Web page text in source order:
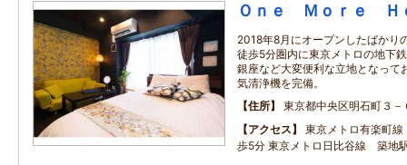
Ｏｎｅ Ｍｏｒｅ Ｈ
2018年8月にオープンしたばかり
徒歩5分圏内に東京メトロの地下
銀座など大変便利な立地となって
気清浄機を完備。
住所
東京都中央区明石町３－
アクセス
東京メトロ有楽町
歩5分 東京メトロ日比谷線 築地